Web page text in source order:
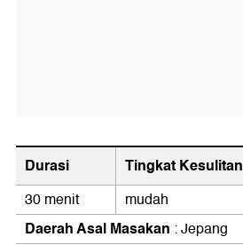
Durasi Tingkat Kesulitan
30 menit mudah
Daerah Asal Masakan : Jepang